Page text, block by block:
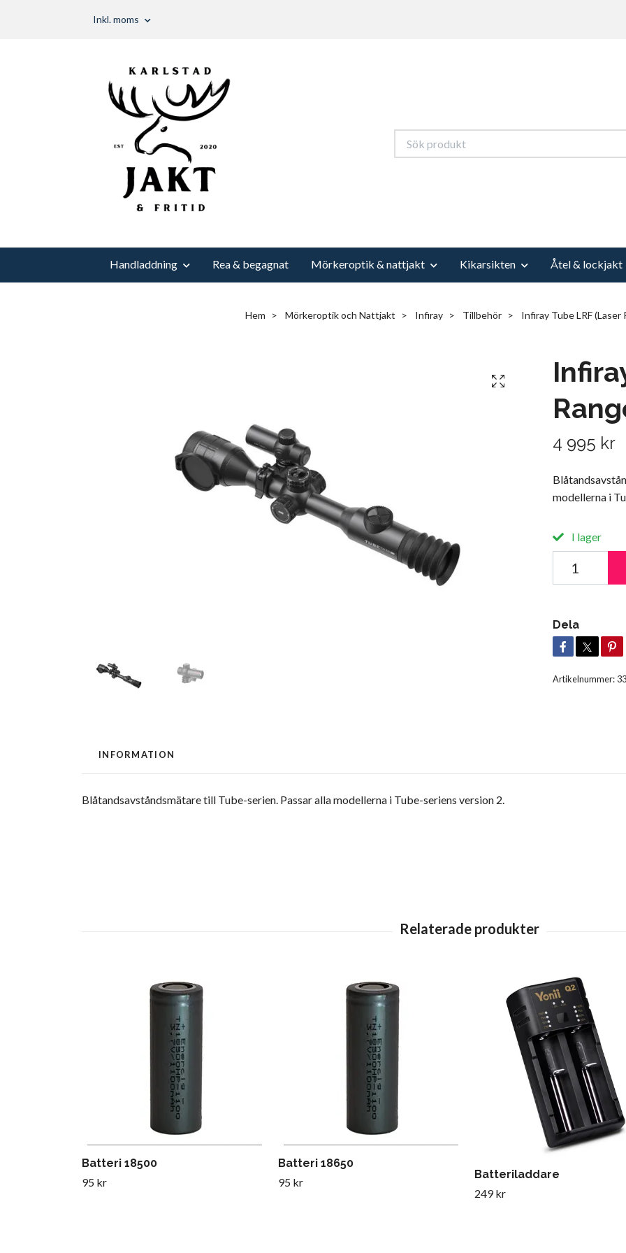
Inkl. moms
Handladdning Rea & begagnat Mörkeroptik & nattjakt Kikarsikten Åtel & lockjakt
Hem Mörkeroptik och Nattjakt Infiray Tillbehör Infiray Tube LRF (Laser
4 995 kr
modellerna i
I lager
Dela
Artikelnummer:
INFORMATION
Blåtandsavståndsmätare till Tube-serien. Passar alla modellerna i Tube-seriens version 2.
Batteri 18500
95 kr
Batteri 18650
95 kr
Batteriladdare
249 kr